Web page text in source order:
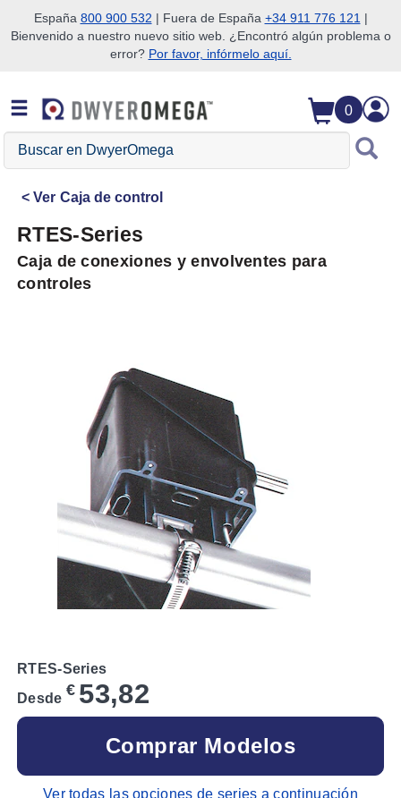
Saltar a la búsqueda
Saltar al contenido principal
Saltar a la navegación
España 800 900 532 | Fuera de España +34 911 776 121 |
Bienvenido a nuestro nuevo sitio web. ¿Encontró algún problema o
error? Por favor, infórmelo aquí.
0
Buscar
DwyerOmega
Ver Caja de control
RTES-Series
Caja de conexiones y envolventes para
controles
RTES-Series
Desde € 53,82
Comprar Modelos
Ver todas las opciones de series a continuación